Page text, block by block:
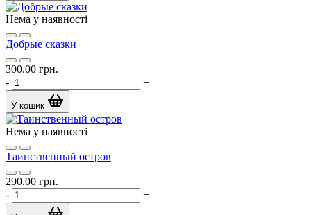
Нема у наявності
Добрые сказки
300.00 грн.
-
+
У кошик
Нема у наявності
Таинственный остров
290.00 грн.
-
+